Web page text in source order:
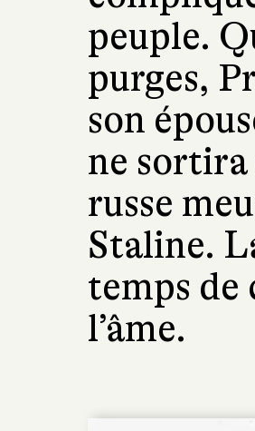
peuple.
purges,
son
ne sortira
russe
Staline.
temps de
l’âme.